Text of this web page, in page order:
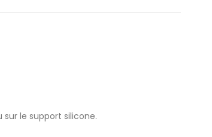
sur le support silicone.